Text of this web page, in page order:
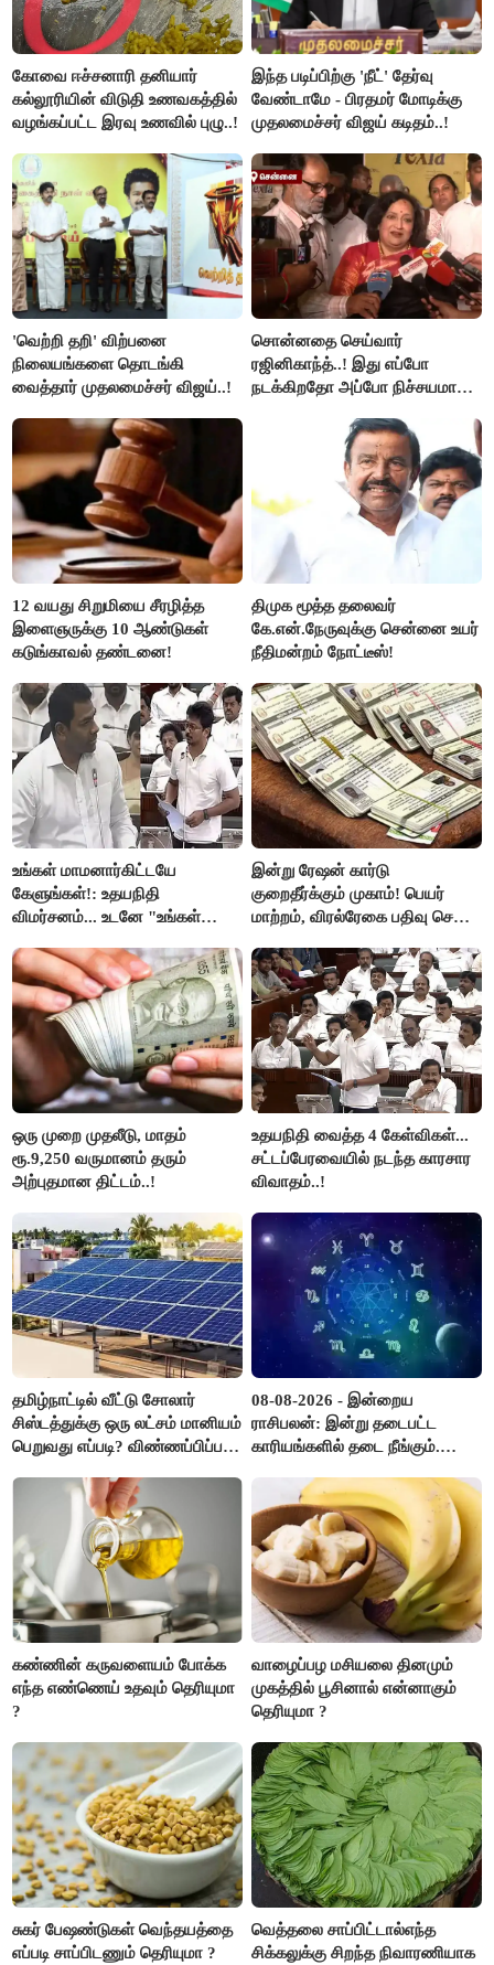
கோவை ஈச்சனாரி தனியார்
கல்லூரியின் விடுதி உணவகத்தில்
வழங்கப்பட்ட இரவு உணவில் புழு..!
இந்த படிப்பிற்கு 'நீட்' தேர்வு
வேண்டாமே - பிரதமர் மோடிக்கு
முதலமைச்சர் விஜய் கடிதம்..!
'வெற்றி தறி' விற்பனை
நிலையங்களை தொடங்கி
வைத்தார் முதலமைச்சர் விஜய்..!
சொன்னதை செய்வார்
ரஜினிகாந்த்..! இது எப்போ
நடக்கிறதோ அப்போ நிச்சயமாக
ரஜினிகாந்த்..!
12 வயது சிறுமியை சீரழித்த
இளைஞருக்கு 10 ஆண்டுகள்
கடுங்காவல் தண்டனை!
திமுக மூத்த தலைவர்
கே.என்.நேருவுக்கு சென்னை உயர்
நீதிமன்றம் நோட்டீஸ்!
உங்கள் மாமனார்கிட்டயே
கேளுங்கள்!: உதயநிதி
விமர்சனம்... உடனே "உங்கள்
ஆதவ் அர்ஜுனா பதிலடி!
இன்று ரேஷன் கார்டு
குறைதீர்க்கும் முகாம்! பெயர்
மாற்றம், விரல்ரேகை பதிவு செய்ய
ஒரு முறை முதலீடு, மாதம்
ரூ.9,250 வருமானம் தரும்
அற்புதமான திட்டம்..!
உதயநிதி வைத்த 4 கேள்விகள்...
சட்டப்பேரவையில் நடந்த காரசார
விவாதம்..!
தமிழ்நாட்டில் வீட்டு சோலார்
சிஸ்டத்துக்கு ஒரு லட்சம் மானியம்
பெறுவது எப்படி? விண்ணப்பிப்பது
08-08-2026 - இன்றைய
ராசிபலன்: இன்று தடைபட்ட
காரியங்களில் தடை நீங்கும்.
இருக்கும். ஆன்மீக எண்ணம்
அதிகரிக்கும்..!
கண்ணின் கருவளையம் போக்க
எந்த எண்ணெய் உதவும் தெரியுமா
?
வாழைப்பழ மசியலை தினமும்
முகத்தில் பூசினால் என்னாகும்
தெரியுமா ?
சுகர் பேஷண்டுகள் வெந்தயத்தை
எப்படி சாப்பிடணும் தெரியுமா ?
வெத்தலை சாப்பிட்டால்எந்த
சிக்கலுக்கு சிறந்த நிவாரணியாக